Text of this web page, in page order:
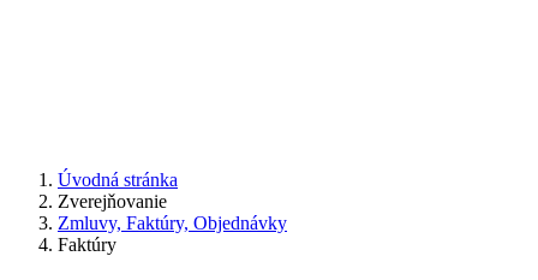
Úvodná stránka
Zverejňovanie
Zmluvy, Faktúry, Objednávky
Faktúry